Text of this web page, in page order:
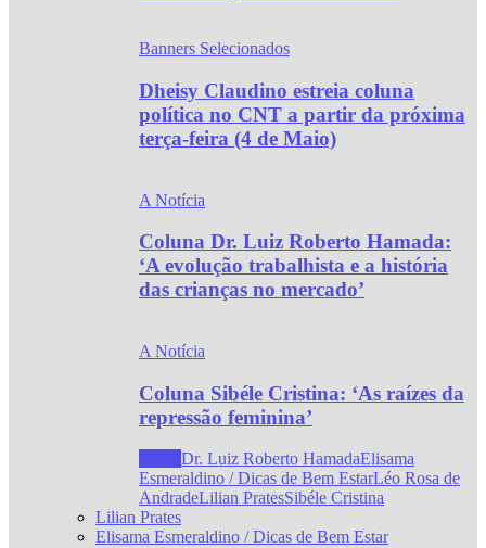
Banners Selecionados
Dheisy Claudino estreia coluna
política no CNT a partir da próxima
terça-feira (4 de Maio)
A Notícia
Coluna Dr. Luiz Roberto Hamada:
‘A evolução trabalhista e a história
das crianças no mercado’
A Notícia
Coluna Sibéle Cristina: ‘As raízes da
repressão feminina’
Dr. Luiz Roberto HamadaElisama
Esmeraldino / Dicas de Bem EstarLéo Rosa de
AndradeLilian PratesSibéle Cristina
Lilian Prates
Elisama Esmeraldino / Dicas de Bem Estar